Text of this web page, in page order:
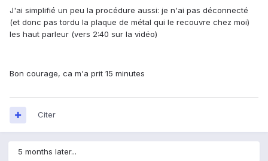
J'ai simplifié un peu la procédure aussi: je n'ai pas déconnecté
(et donc pas tordu la plaque de métal qui le recouvre chez moi)
les haut parleur (vers 2:40 sur la vidéo)
Bon courage, ca m'a prit 15 minutes
Citer
5 months later...